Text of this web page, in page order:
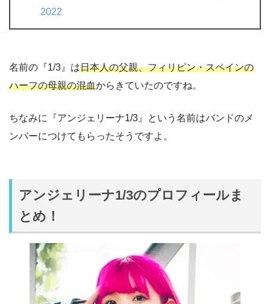
2022
名前の『1/3』は日本人の父親、フィリピン・スペインの
ハーフの母親の混血からきていたのですね。
ちなみに『アンジェリーナ1/3』という名前はバンドのメ
ンバーにつけてもらったそうですよ。
アンジェリーナ1/3のプロフィールま
とめ！